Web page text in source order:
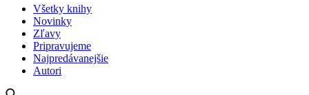
Všetky knihy
Novinky
Zľavy
Pripravujeme
Najpredávanejšie
Autori